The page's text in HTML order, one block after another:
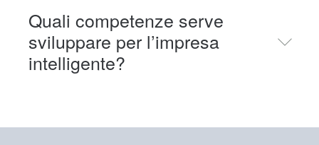
abilitanti.
La supply chain diventa parte attiva del sistema
produttivo, integrata con pianificazione,
produzione e logistica attraverso l’
Quali competenze serve
sviluppare per l’impresa
intelligente?
fondamentali capacità analitiche, un mindset